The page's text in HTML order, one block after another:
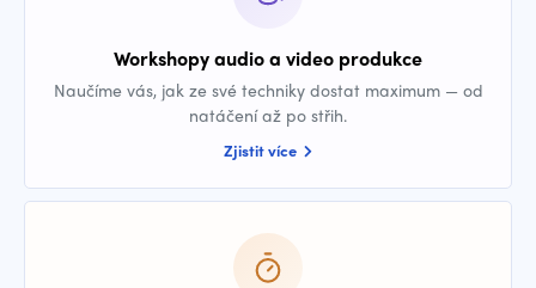
Workshopy audio a video produkce
Naučíme vás, jak ze své techniky dostat maximum — od
natáčení až po střih.
Zjistit více